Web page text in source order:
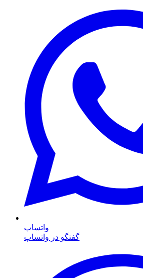
واتساپ
گفتگو در واتساپ